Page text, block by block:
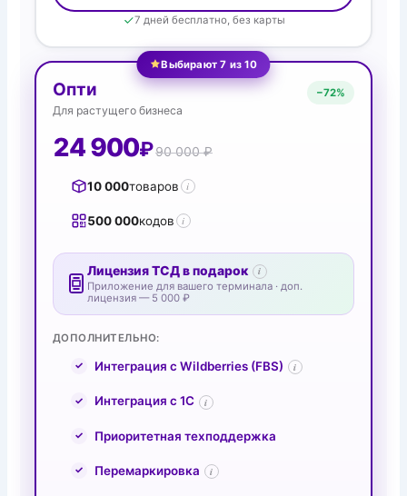
7 дней бесплатно, без карты
Выбирают 7 из 10
Опти
Для растущего бизнеса
−72%
24 900₽90 000 ₽
10 000товаров i
500 000кодов i
Лицензия ТСД в подарок i
Приложение для вашего терминала · доп.
лицензия — 5 000 ₽
ДОПОЛНИТЕЛЬНО:
Интеграция с Wildberries (FBS) i
Интеграция с 1С i
Приоритетная техподдержка
Перемаркировка i